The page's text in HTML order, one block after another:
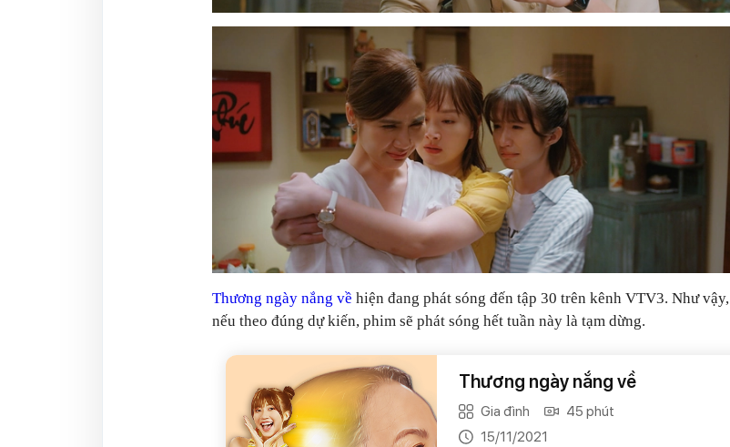
Thương ngày nắng về hiện đang phát sóng đến tập 30 trên kênh VTV3. Như vậy,
nếu theo đúng dự kiến, phim sẽ phát sóng hết tuần này là tạm dừng.
Thương ngày nắng về
Gia đình
45 phút
15/11/2021